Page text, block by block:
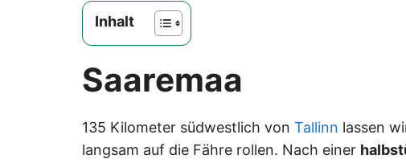
Inhalt
Saaremaa
135 Kilometer südwestlich von Tallinn lassen
langsam auf die Fähre rollen. Nach einer